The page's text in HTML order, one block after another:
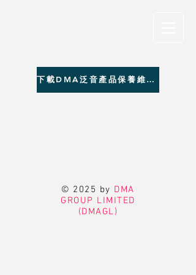
下載DMA泛音產品保養維修聯絡資料
© 2025 by DMA
GROUP LIMITED
(DMAGL)